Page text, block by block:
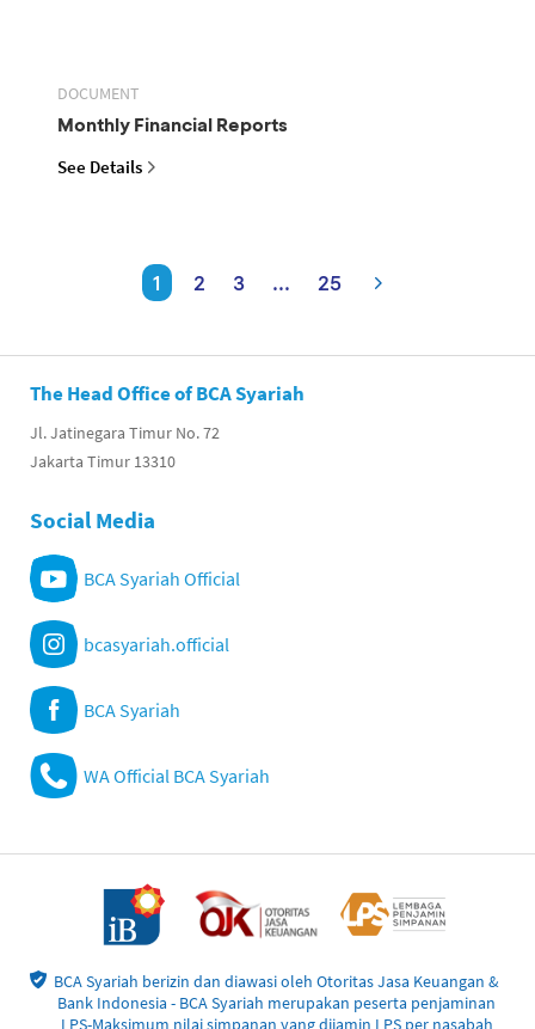
DOCUMENT
Monthly Financial Reports
See Details
1 2 3 ... 25
The Head Office of BCA Syariah
Jl. Jatinegara Timur No. 72
Jakarta Timur 13310
Social Media
BCA Syariah Official
bcasyariah.official
BCA Syariah
WA Official BCA Syariah
BCA Syariah berizin dan diawasi oleh Otoritas Jasa Keuangan &
Bank Indonesia - BCA Syariah merupakan peserta penjaminan
LPS-Maksimum nilai simpanan yang dijamin LPS per nasabah